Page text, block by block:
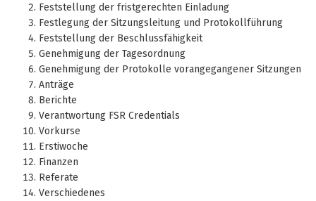
Feststellung der fristgerechten Einladung
Festlegung der Sitzungsleitung und Protokollführung
Feststellung der Beschlussfähigkeit
Genehmigung der Tagesordnung
Genehmigung der Protokolle vorangegangener Sitzungen
Anträge
Berichte
Verantwortung FSR Credentials
Vorkurse
Erstiwoche
Finanzen
Referate
Verschiedenes